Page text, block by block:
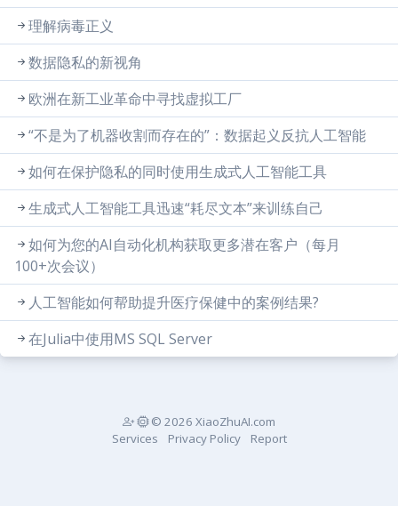
理解病毒正义
数据隐私的新视角
欧洲在新工业革命中寻找虚拟工厂
“不是为了机器收割而存在的”：数据起义反抗人工智能
如何在保护隐私的同时使用生成式人工智能工具
生成式人工智能工具迅速“耗尽文本”来训练自己
如何为您的AI自动化机构获取更多潜在客户（每月
100+次会议）
人工智能如何帮助提升医疗保健中的案例结果?
在Julia中使用MS SQL Server
© 2026 XiaoZhuAI.com
Services
Privacy Policy Report